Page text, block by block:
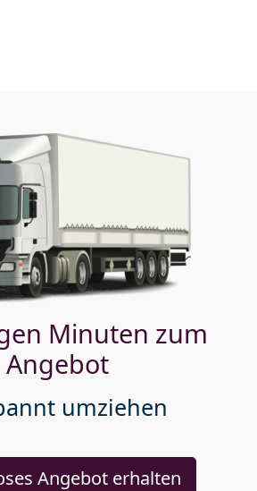
Minuten zum
Angebot
umziehen
Angebot erhalten